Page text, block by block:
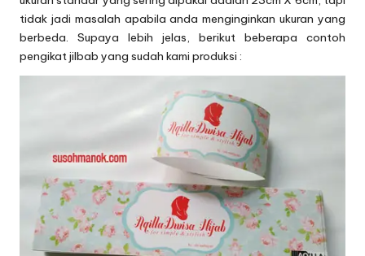
tidak jadi masalah apabila anda menginginkan ukuran yang
berbeda. Supaya lebih jelas, berikut beberapa contoh
pengikat jilbab yang sudah kami produksi :